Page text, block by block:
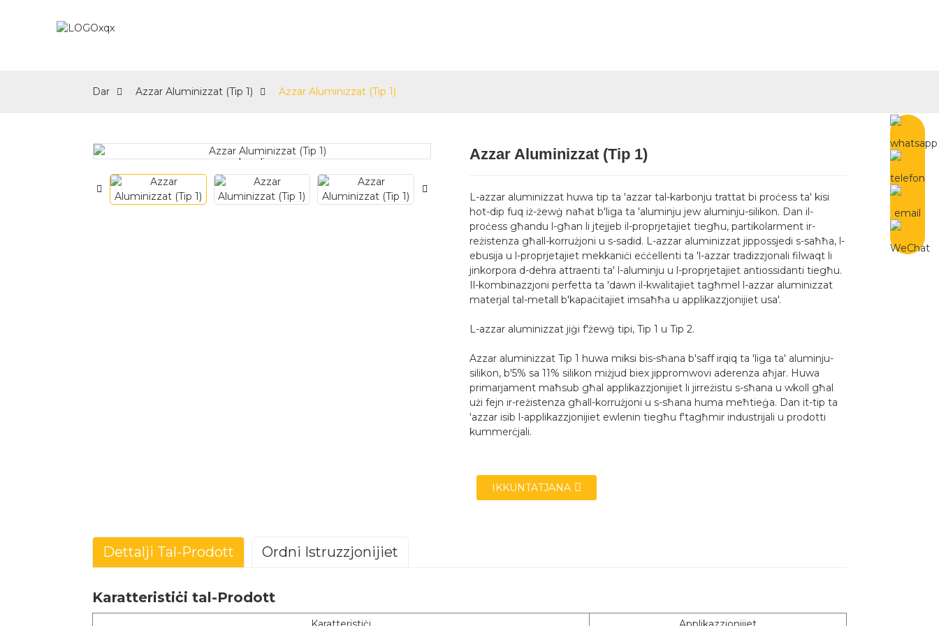
Dar Azzar Aluminizzat (Tip 1) Azzar Aluminizzat (Tip 1)
Loading...
Loading... Loading...
Loading...
Azzar Aluminizzat (Tip 1)
L-azzar aluminizzat huwa tip ta 'azzar tal-karbonju trattat bi proċess ta' kisi
hot-dip fuq iż-żewġ naħat b'liga ta 'aluminju jew aluminju-silikon. Dan il-
proċess għandu l-għan li jtejjeb il-proprjetajiet tiegħu, partikolarment ir-
reżistenza għall-korrużjoni u s-sadid. L-azzar aluminizzat jippossjedi s-saħħa, l-
ebusija u l-proprjetajiet mekkaniċi eċċellenti ta 'l-azzar tradizzjonali filwaqt li
jinkorpora d-dehra attraenti ta' l-aluminju u l-proprjetajiet antiossidanti tiegħu.
Il-kombinazzjoni perfetta ta 'dawn il-kwalitajiet tagħmel l-azzar aluminizzat
materjal tal-metall b'kapaċitajiet imsaħħa u applikazzjonijiet usa'.
L-azzar aluminizzat jiġi f'żewġ tipi, Tip 1 u Tip 2.
Azzar aluminizzat Tip 1 huwa miksi bis-sħana b'saff irqiq ta 'liga ta' aluminju-
silikon, b'5% sa 11% silikon miżjud biex jippromwovi aderenza aħjar. Huwa
primarjament maħsub għal applikazzjonijiet li jirreżistu s-sħana u wkoll għal
użi fejn ir-reżistenza għall-korrużjoni u s-sħana huma meħtieġa. Dan it-tip ta
'azzar isib l-applikazzjonijiet ewlenin tiegħu f'tagħmir industrijali u prodotti
kummerċjali.
IKKUNTATJANA
Dettalji Tal-Prodott Ordni Istruzzjonijiet
Karatteristiċi tal-Prodott
Brand